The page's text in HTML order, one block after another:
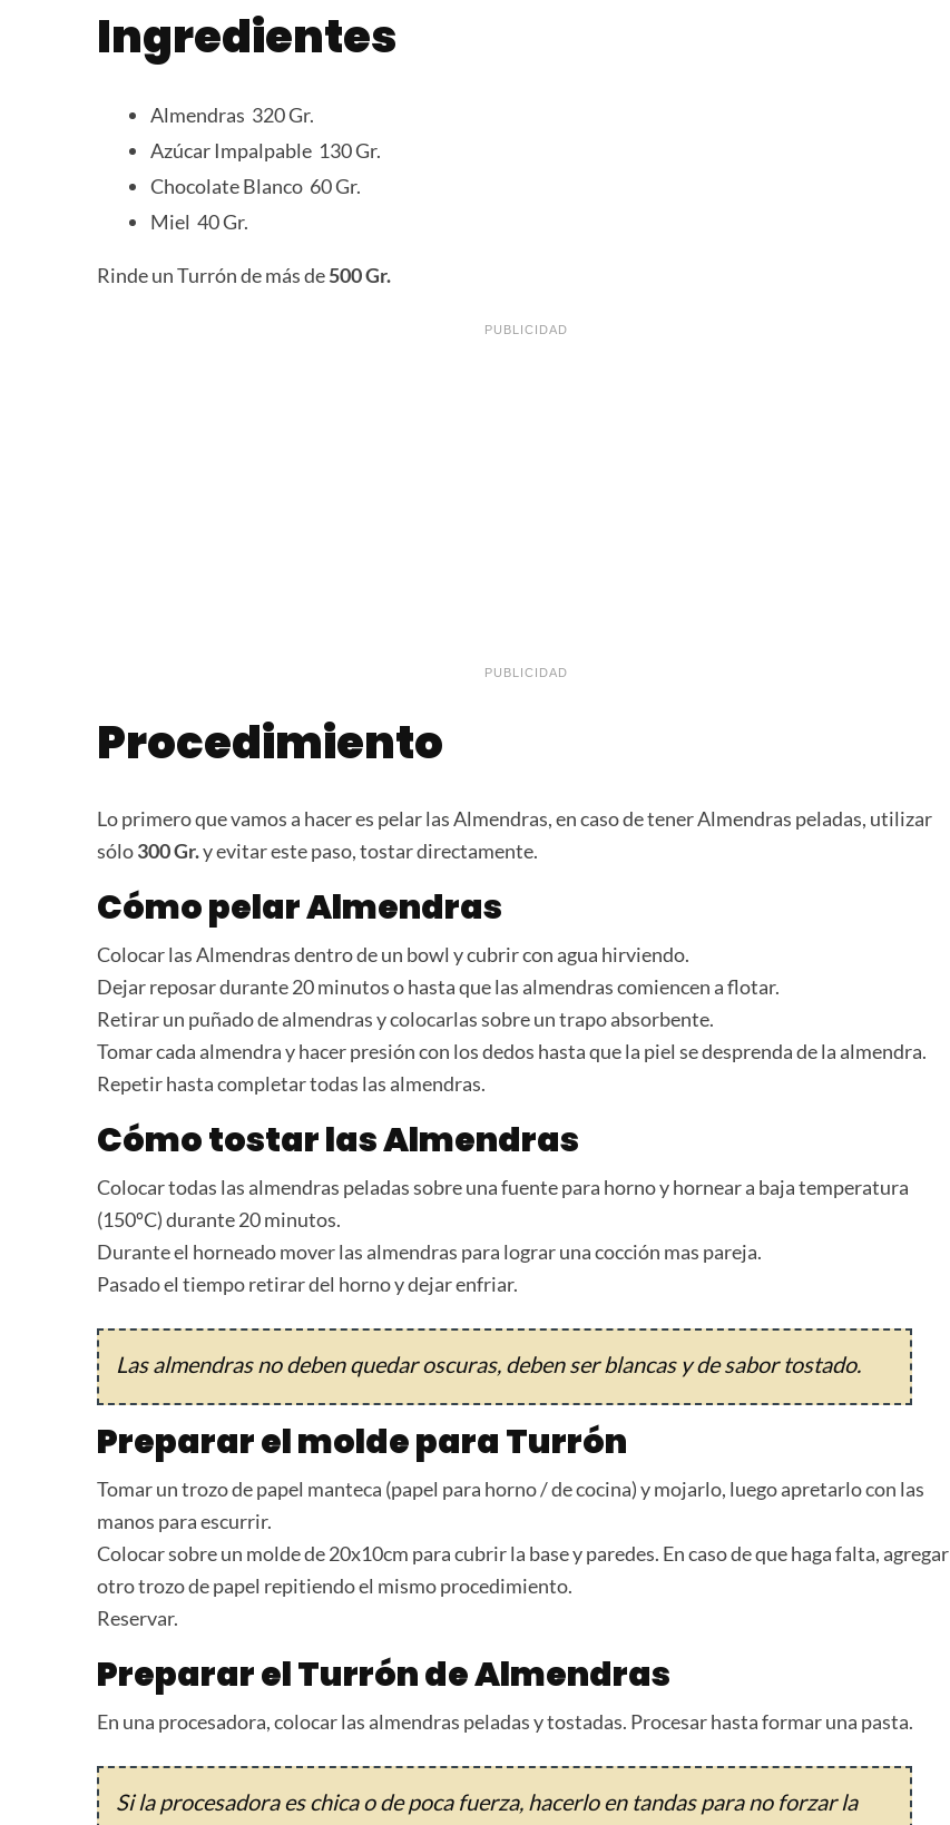
Ingredientes
Almendras 320 Gr.
Azúcar Impalpable 130 Gr.
Chocolate Blanco 60 Gr.
Miel 40 Gr.
Rinde un Turrón de más de500 Gr.
PUBLICIDAD
PUBLICIDAD
Procedimiento
Lo primero que vamos a hacer es pelar las Almendras, en caso de tener Almendras peladas, utilizar
sólo300 Gr.y evitar este paso, tostar directamente.
Cómo pelar Almendras
Colocar las Almendras dentro de un bowl y cubrir con agua hirviendo.
Dejar reposar durante 20 minutos o hasta que las almendras comiencen a flotar.
Retirar un puñado de almendras y colocarlas sobre un trapo absorbente.
Tomar cada almendra y hacer presión con los dedos hasta que la piel se desprenda de la almendra.
Repetir hasta completar todas las almendras.
Cómo tostar las Almendras
Colocar todas las almendras peladas sobre una fuente para horno y hornear a baja temperatura
(150ºC) durante 20 minutos.
Durante el horneado mover las almendras para lograr una cocción mas pareja.
Pasado el tiempo retirar del horno y dejar enfriar.
Las almendras no deben quedar oscuras, deben ser blancas y de sabor tostado.
Preparar el molde para Turrón
Tomar un trozo de papel manteca (papel para horno / de cocina) y mojarlo, luego apretarlo con las
manos para escurrir.
Colocar sobre un molde de 20x10cm para cubrir la base y paredes. En caso de que haga falta, agregar
otro trozo de papel repitiendo el mismo procedimiento.
Reservar.
Preparar el Turrón de Almendras
En una procesadora, colocar las almendras peladas y tostadas. Procesar hasta formar una pasta.
Si la procesadora es chica o de poca fuerza, hacerlo en tandas para no forzar la